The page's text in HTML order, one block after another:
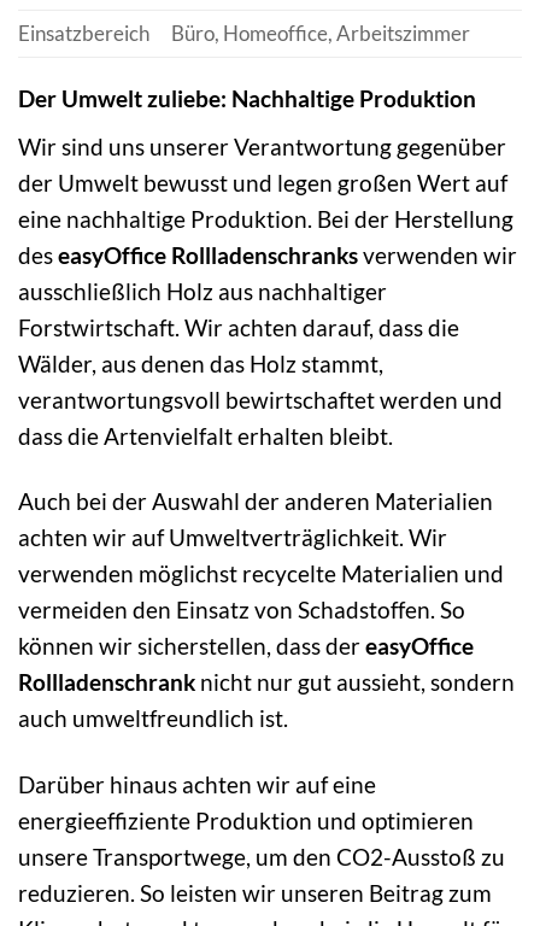
Einsatzbereich
Büro, Homeoffice, Arbeitszimmer
Der Umwelt zuliebe: Nachhaltige Produktion
Wir sind uns unserer Verantwortung gegenüber
der Umwelt bewusst und legen großen Wert auf
eine nachhaltige Produktion. Bei der Herstellung
deseasyOffice Rollladenschranksverwenden wir
ausschließlich Holz aus nachhaltiger
Forstwirtschaft. Wir achten darauf, dass die
Wälder, aus denen das Holz stammt,
verantwortungsvoll bewirtschaftet werden und
dass die Artenvielfalt erhalten bleibt.
Auch bei der Auswahl der anderen Materialien
achten wir auf Umweltverträglichkeit. Wir
verwenden möglichst recycelte Materialien und
vermeiden den Einsatz von Schadstoffen. So
können wir sicherstellen, dass dereasyOffice
Rollladenschrank nicht nur gut aussieht, sondern
auch umweltfreundlich ist.
Darüber hinaus achten wir auf eine
energieeffiziente Produktion und optimieren
unsere Transportwege, um den CO2-Ausstoß zu
reduzieren. So leisten wir unseren Beitrag zum